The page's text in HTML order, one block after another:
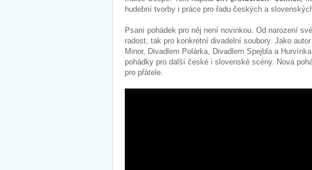
hudební tvorby i práce pro řadu českých a
Psaní pohádek pro něj není novinkou. Od narození
radost, tak pro konkrétní divadelní soubory. Jako
Minor, Divadlem Polárka, Divadlem Spejbla a
pohádky pro další české i slovenské scény. Nová
pro přátele.